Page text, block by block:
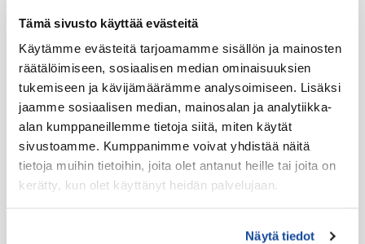
Tämä sivusto käyttää evästeitä
Käytämme evästeitä tarjoamamme sisällön ja mainosten
räätälöimiseen, sosiaalisen median ominaisuuksien
tukemiseen ja kävijämäärämme analysoimiseen. Lisäksi
jaamme sosiaalisen median, mainosalan ja analytiikka-
alan kumppaneillemme tietoja siitä, miten käytät
sivustoamme. Kumppanimme voivat yhdistää näitä
tietoja muihin tietoihin, joita olet antanut heille tai joita on
kerätty, kun olet käyttänyt heidän palvelujaan.
Näytä tiedot
Tuotteet
Virve 2
VIRVE 2 -päätelaitteet
Uutuudet
Ajoneuvotelakat
Akut